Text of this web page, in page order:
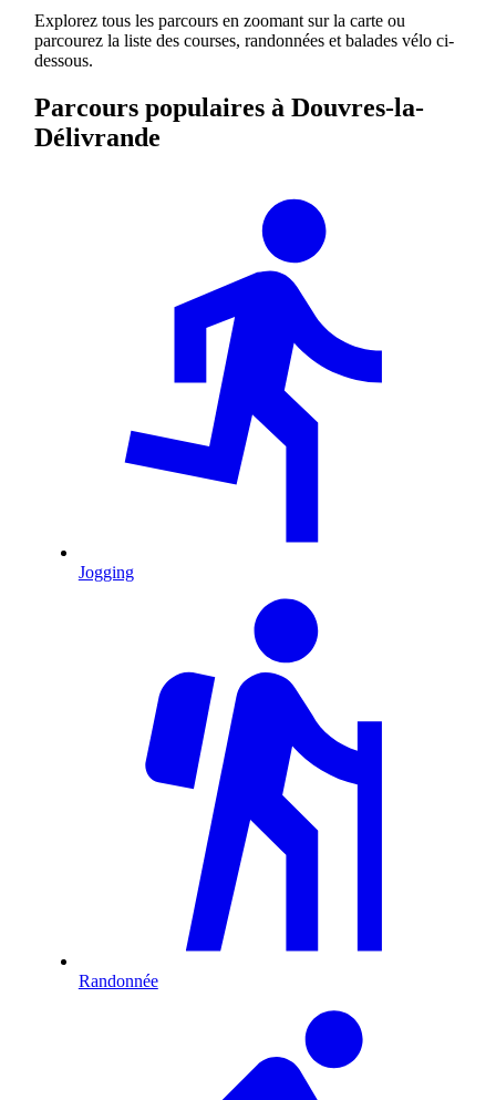
Explorez tous les parcours en zoomant sur la carte ou
parcourez la liste des courses, randonnées et balades vélo ci-
dessous.
Parcours populaires à Douvres-la-
Délivrande
Jogging
Randonnée